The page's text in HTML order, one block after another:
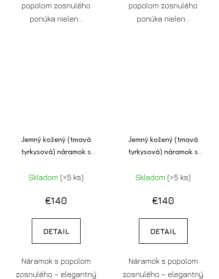
popolom zosnulého
ponúka nielen...
popolom zosnulého
ponúka nielen...
Jemný kožený (tmavá
tyrkysová) náramok s
Skladom (>5 ks)
€140
DETAIL
Náramok s popolom
zosnulého – elegantný
Jemný kožený (tmavá
tyrkysová) náramok s
Skladom (>5 ks)
€140
DETAIL
Náramok s popolom
zosnulého – elegantný